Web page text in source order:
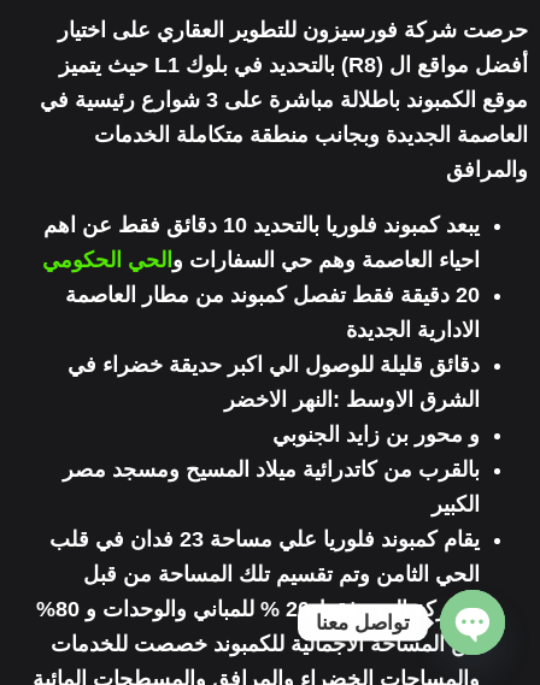
حرصت شركة فورسيزون للتطوير العقاري على اختيار
أفضل مواقع ال (R8) بالتحديد في بلوك L1 حيث يتميز
موقع الكمبوند باطلالة مباشرة على 3 شوارع رئيسية في
العاصمة الجديدة وبجانب منطقة متكاملة الخدمات
والمرافق
يبعد كمبوند فلوريا بالتحديد 10 دقائق فقط عن اهم
احياء العاصمة وهم حي السفارات و الحي الحكومي
20 دقيقة فقط تفصل كمبوند من مطار العاصمة
الادارية الجديدة
دقائق قليلة للوصول الي اكبر حديقة خضراء في
الشرق الاوسط :النهر الاخضر
و محور بن زايد الجنوبي
بالقرب من كاتدرائية ميلاد المسيح ومسجد مصر
الكبير
يقام كمبوند فلوريا علي مساحة 23 فدان في قلب
الحي الثامن وتم تقسيم تلك المساحة من قبل
الشركة الي : فقط 20 % للمباني والوحدات و 80%
من المساحة الاجمالية للكمبوند خصصت للخدمات
والمساحات الخضراء والمرافق والمسطحات المائية
تواصل معنا
Open chaty